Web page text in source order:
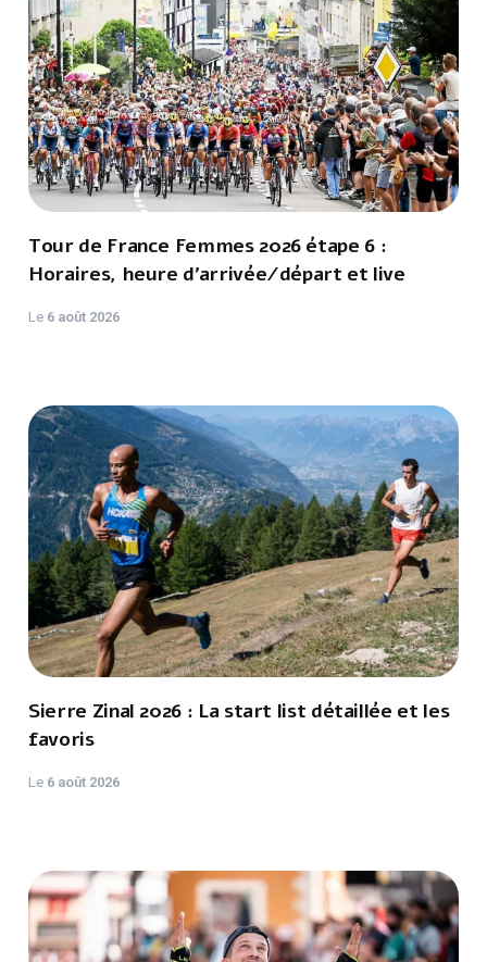
Tour de France Femmes 2026 étape 6 :
Horaires, heure d'arrivée/départ et live
Le 6 août 2026
Sierre Zinal 2026 : La start list détaillée et les
favoris
Le 6 août 2026